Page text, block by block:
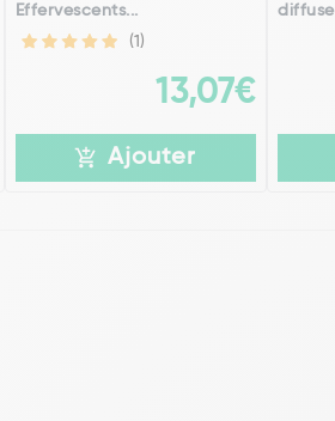
Effervescents...
(1)
13,07€
Ajouter